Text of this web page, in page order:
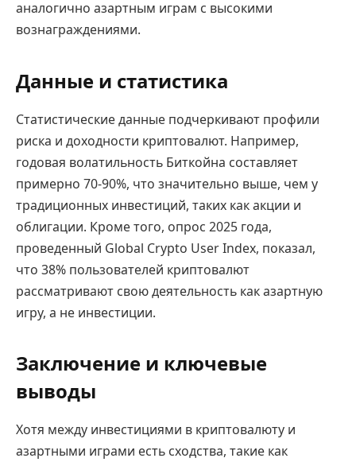
аналогично азартным играм с высокими
вознаграждениями.
Данные и статистика
Статистические данные подчеркивают профили
риска и доходности криптовалют. Например,
годовая волатильность Биткойна составляет
примерно 70-90%, что значительно выше, чем у
традиционных инвестиций, таких как акции и
облигации. Кроме того, опрос 2025 года,
проведенный Global Crypto User Index, показал,
что 38% пользователей криптовалют
рассматривают свою деятельность как азартную
игру, а не инвестиции.
Заключение и ключевые
выводы
Хотя между инвестициями в криптовалюту и
азартными играми есть сходства, такие как